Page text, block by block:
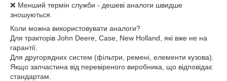
❌ Менший термін служби - дешеві аналоги швидше
зношуються.
Коли можна використовувати аналоги?
Для тракторів John Deere, Case, New Holland, які вже не на
гарантії.
Для другорядних систем (фільтри, ремені, елементи кузова).
Якщо запчастина від перевіреного виробника, що відповідає
стандартам.